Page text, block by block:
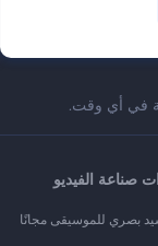
في أي وقت.
صناعة الفيديو
بصري للموسيقى مجانًا